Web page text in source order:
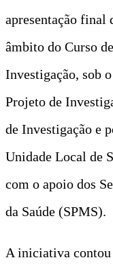
apresentação final
âmbito do Curso
Investigação, sob
Projeto de
de Investigação e
Unidade Local de
com o apoio dos
da Saúde (SPMS).
A iniciativa contou